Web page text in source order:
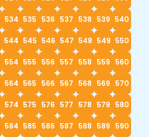
534 535 536 537 538 539 540
544 545 546 547 548 549 550
554 555 556 557 558 559 560
564 565 566 567 568 569 570
574 575 576 577 578 579 580
584 585 586 587 588 589 590